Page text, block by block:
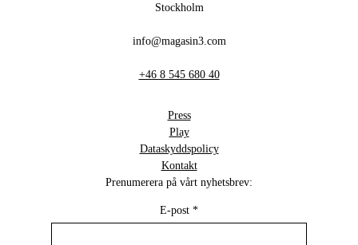
Stockholm
info@magasin3.com
+46 8 545 680 40
Press
Play
Dataskyddspolicy
Kontakt
Prenumerera på vårt nyhetsbrev:
E-post *